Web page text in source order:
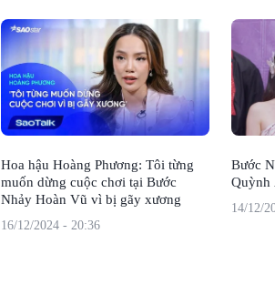
Hoa hậu Hoàng Phương: Tôi từng
muốn dừng cuộc chơi tại Bước
Nhảy Hoàn Vũ vì bị gãy xương
16/12/2024 - 20:36
Bước
Quỳnh
14/12/